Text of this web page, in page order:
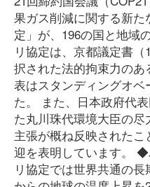
果ガス削減に関する新
定」が、196の国と地域
リ協定は、京都議定書
択された法的拘束力の
表はスタンディングオ
た。 また、日本政府代
た丸川珠代環境大臣の
主張が概ね反映された
迎を表明しています。
リ協定では世界共通の